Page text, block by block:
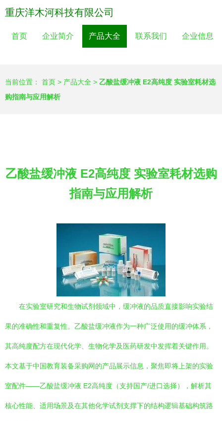
重庆洋木河科技有限公司
首页 企业简介 产品大全 联系我们 企业信息
当前位置： 首页 > 产品大全 > 乙酸盐缓冲液 E2高纯度 实验室耗材选
购指南与应用解析
乙酸盐缓冲液 E2高纯度 实验室耗材选购
指南与应用解析
在实验室研究和生物试剂领域中，缓冲液的品质直接影响实验结
果的准确性和重复性。乙酸盐缓冲液作为一种广泛使用的缓冲体系，
其高纯度配方在现代化学、生物化学及医药研发中发挥着关键作用。
本文基于中国教育装备采购网的产品展示信息，聚焦即将上架的实验
室配件——乙酸盐缓冲液 E2高纯度（支持国产/进口选择），解析其
核心性能、适用场景及在其他化学试剂支撑下的结构逻辑基础构筑路